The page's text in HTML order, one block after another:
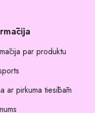
par produktu
ar pirkuma tiesībām